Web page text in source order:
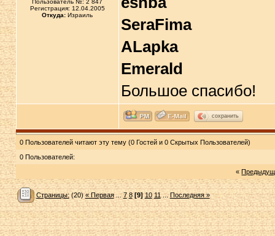
Пользователь №: 2 847
Регистрация: 12.04.2005
Откуда: Израиль
SeraFima
ALapka
Emerald
Большое спасибо!
сохранить
0 Пользователей читают эту тему (0 Гостей и 0 Скрытых Пользователей)
0 Пользователей:
«
Страницы:(20)« Первая...7 8 [9] 10 11...Последняя »